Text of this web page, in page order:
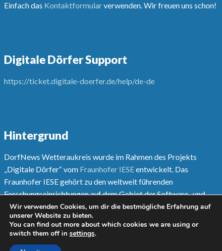
Einfach das Kontaktformularverwenden. Wir freuen uns schon!
Digitale Dörfer Support
https://ticket.digitale-doerfer.de/help/de-de
Hintergrund
DorfNews Wetteraukreis wurde im Rahmen des Projekts
„Digitale Dörfer“ vom Fraunhofer IESEentwickelt. Das
Fraunhofer IESE gehört zu den weltweit führenden
Forschungseinrichtungen auf dem Gebiet der Software- und
Systementwicklungsmethoden.
Mehr unterwww.digitale-doerfer.de
Wir verwenden Cookies, um dir die bestmögliche Erfahrung auf
unserer Website zu bieten.
You can find out more about which cookies we are using or
switch them off in settings.